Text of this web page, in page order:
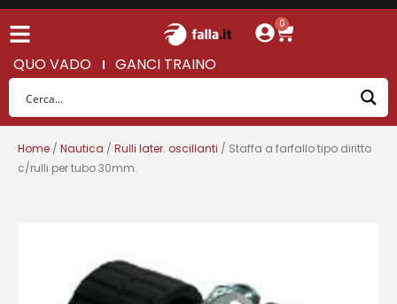
0
QUO VADO GANCI TRAINO
Home / Nautica / Rulli later. oscillanti / Staffa a farfallo tipo diritto
c/rulli per tubo 30mm.